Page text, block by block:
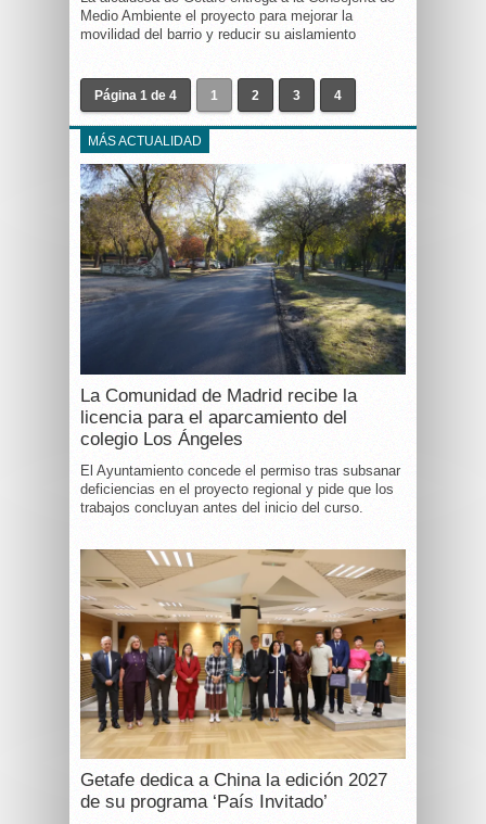
Medio Ambiente el proyecto para mejorar la
movilidad del barrio y reducir su aislamiento
Página 1 de 4 1 2 3 4
MÁS ACTUALIDAD
La Comunidad de Madrid recibe la
licencia para el aparcamiento del
colegio Los Ángeles
El Ayuntamiento concede el permiso tras subsanar
deficiencias en el proyecto regional y pide que los
trabajos concluyan antes del inicio del curso.
Getafe dedica a China la edición 2027
de su programa ‘País Invitado’